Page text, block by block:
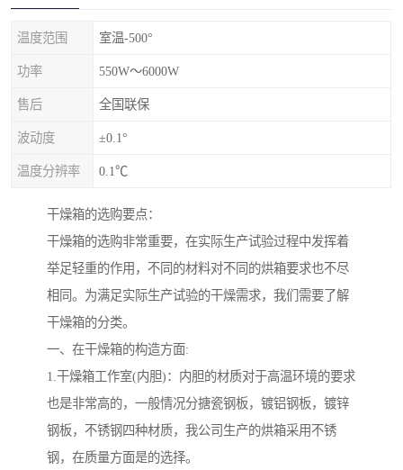
温度范围 室温-500°
功率 550W～6000W
售后 全国联保
波动度 ±0.1°
温度分辨率 0.1℃
干燥箱的选购要点：
干燥箱的选购非常重要，在实际生产试验过程中发挥着
举足轻重的作用，不同的材料对不同的烘箱要求也不尽
相同。为满足实际生产试验的干燥需求，我们需要了解
干燥箱的分类。
一、在干燥箱的构造方面:
1.干燥箱工作室(内胆)：内胆的材质对于高温环境的要求
也是非常高的，一般情况分搪瓷钢板，镀铝钢板，镀锌
钢板，不锈钢四种材质，我公司生产的烘箱采用不锈
钢，在质量方面是的选择。